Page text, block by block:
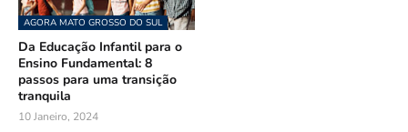
AGORA MATO GROSSO DO SUL
Da Educação Infantil para o
Ensino Fundamental: 8
passos para uma transição
tranquila
10 Janeiro, 2024